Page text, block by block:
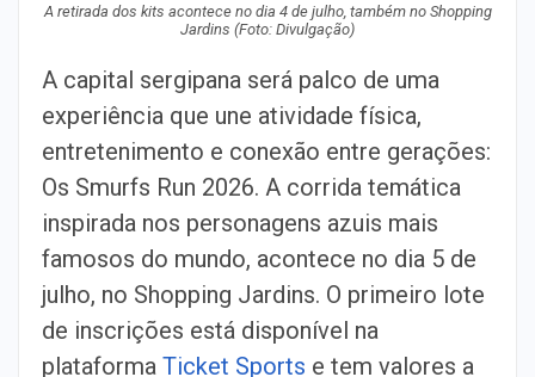
A retirada dos kits acontece no dia 4 de julho, também no Shopping
Jardins (Foto: Divulgação)
A capital sergipana será palco de uma
experiência que une atividade física,
entretenimento e conexão entre gerações:
Os Smurfs Run 2026. A corrida temática
inspirada nos personagens azuis mais
famosos do mundo, acontece no dia 5 de
julho, no Shopping Jardins. O primeiro lote
de inscrições está disponível na
plataforma Ticket Sports e tem valores a